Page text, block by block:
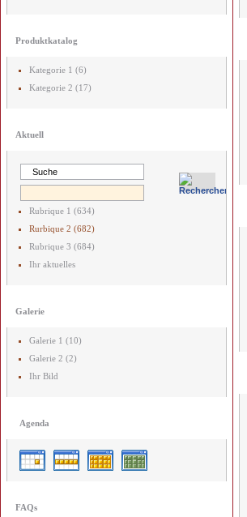
Produktkatalog
Kategorie 1 (6)
Kategorie 2 (17)
Aktuell
Rubrique 1 (634)
Rurbique 2 (682)
Rubrique 3 (684)
Ihr aktuelles
Galerie
Galerie 1 (10)
Galerie 2 (2)
Ihr Bild
Agenda
FAQs